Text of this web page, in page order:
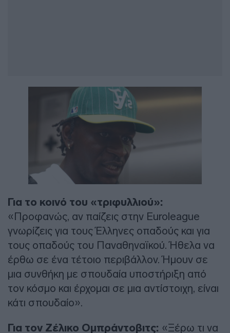
Για το κοινό του «τριφυλλιού»:
«Προφανώς, αν παίζεις στην Euroleague
γνωρίζεις για τους Έλληνες οπαδούς και για
τους οπαδούς του Παναθηναϊκού. Ήθελα να
έρθω σε ένα τέτοιο περιβάλλον. Ήμουν σε
μια συνθήκη με σπουδαία υποστήριξη από
τον κόσμο και έρχομαι σε μια αντίστοιχη, είναι
κάτι σπουδαίο».
Για τον Ζέλικο Ομπράντοβιτς: «Ξέρω τι να